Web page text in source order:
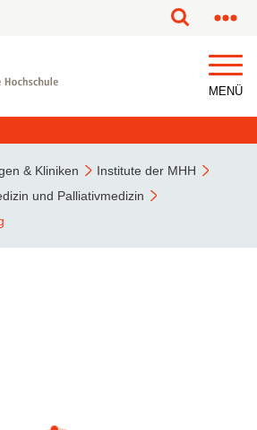
MENÜ
& Kliniken
Institute der MHH
und Palliativmedizin